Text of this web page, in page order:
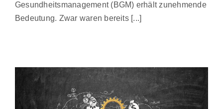
Gesundheitsmanagement (BGM) erhält zunehmende
Bedeutung. Zwar waren bereits [...]